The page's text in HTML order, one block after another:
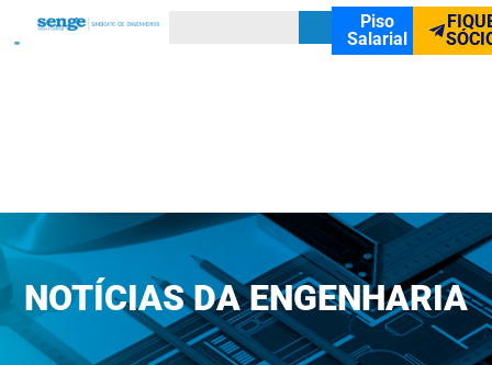
Piso
Salarial
NOTÍCIAS DA ENGENHARIA